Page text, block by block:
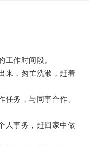
作时间段。
，匆忙洗漱，赶着
务，与同事合作、
事务，赶回家中做